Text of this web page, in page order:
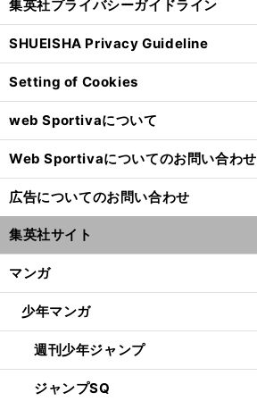
集英社プライバシーガイドライン
SHUEISHA Privacy Guideline
Setting of Cookies
web Sportivaについて
Web Sportivaについてのお問い合わせ
広告についてのお問い合わせ
集英社サイト
マンガ
少年マンガ
週刊少年ジャンプ
ジャンプSQ